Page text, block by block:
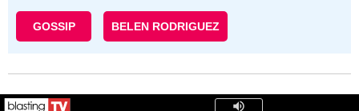
GOSSIP BELEN RODRIGUEZ